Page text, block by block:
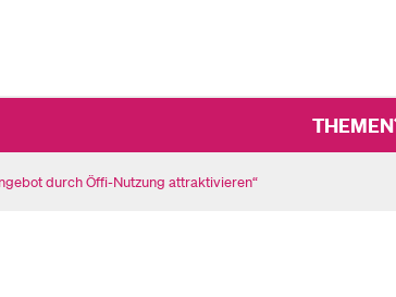
THEMEN
durch Öffi-Nutzung attraktivieren“